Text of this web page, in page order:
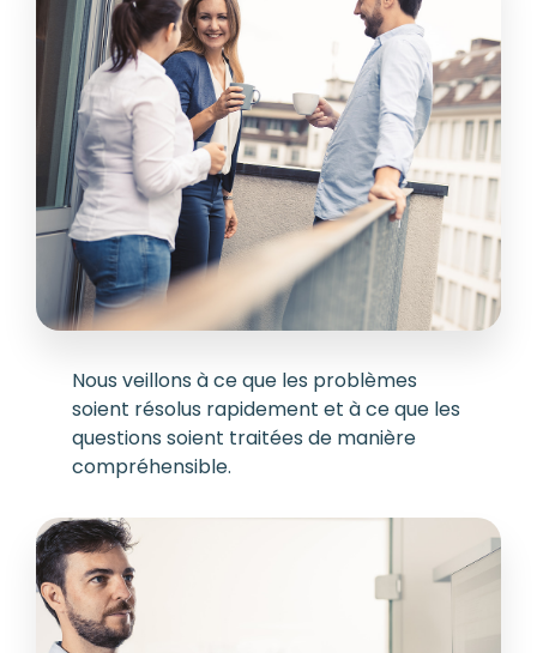
Nous veillons à ce que les problèmes
soient résolus rapidement et à ce que les
questions soient traitées de manière
compréhensible.